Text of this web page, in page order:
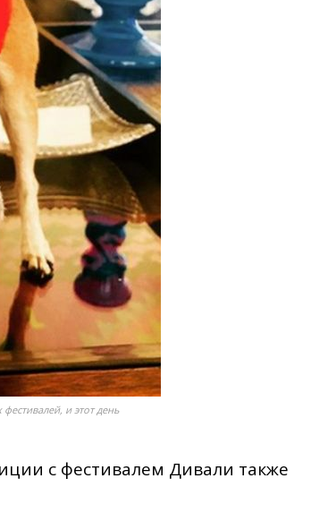
и этот день
с фестивалем Дивали также